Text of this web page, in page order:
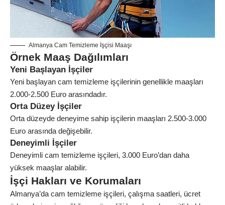
Almanya Cam Temizleme İşçisi Maaşı
Örnek Maaş Dağılımları
Yeni Başlayan İşçiler
Yeni başlayan cam temizleme işçilerinin genellikle maaşları
2.000-2.500 Euro arasındadır.
Orta Düzey İşçiler
Orta düzeyde deneyime sahip işçilerin maaşları 2.500-3.000
Euro arasında değişebilir.
Deneyimli İşçiler
Deneyimli cam temizleme işçileri, 3.000 Euro’dan daha
yüksek maaşlar alabilir.
İşçi Hakları ve Korumaları
Almanya’da cam temizleme işçileri, çalışma saatleri, ücret